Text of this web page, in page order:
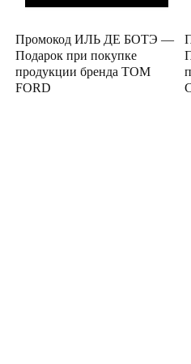
Промокод ИЛЬ ДЕ БОТЭ —
Подарок при покупке
продукции бренда TOM
FORD